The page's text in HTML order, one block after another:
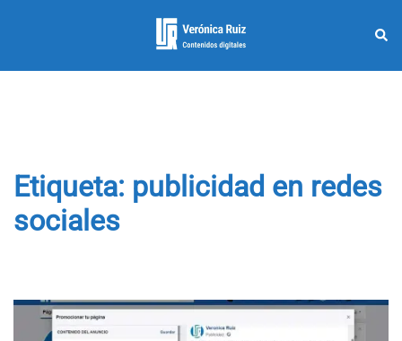
Etiqueta: publicidad en redes
sociales